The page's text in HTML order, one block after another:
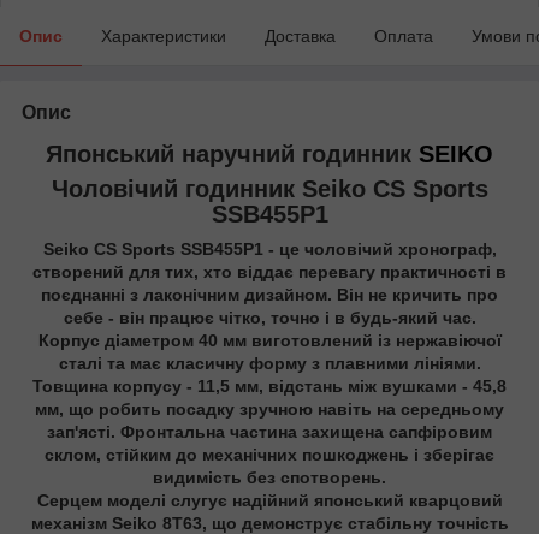
Опис Характеристики Доставка Оплата Умови
Опис
Японський наручний годинник SEIKO
Чоловічий годинник Seiko CS Sports
SSB455P1
Seiko CS Sports SSB455P1 - це чоловічий хронограф,
створений для тих, хто віддає перевагу практичності в
поєднанні з лаконічним дизайном. Він не кричить про
себе - він працює чітко, точно і в будь-який час.
Корпус діаметром 40 мм виготовлений із нержавіючої
сталі та має класичну форму з плавними лініями.
Товщина корпусу - 11,5 мм, відстань між вушками - 45,8
мм, що робить посадку зручною навіть на середньому
зап'ясті. Фронтальна частина захищена сапфіровим
склом, стійким до механічних пошкоджень і зберігає
видимість без спотворень.
Серцем моделі слугує надійний японський кварцовий
механізм Seiko 8T63, що демонструє стабільну точність